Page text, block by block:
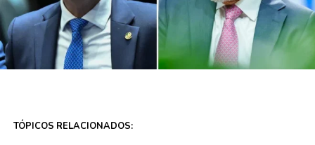
TÓPICOS RELACIONADOS: